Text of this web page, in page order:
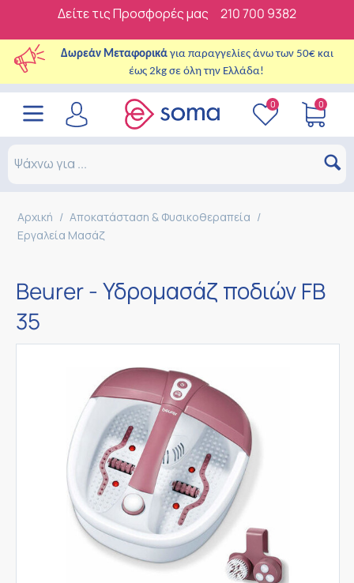
Δείτε τις Προσφορές μας 210 700 9382
Δωρεάν Μεταφορικά για παραγγελίες άνω των 50€ και
έως 2kg σε όλη την Ελλάδα!
0 0
Αρχική / Αποκατάσταση & Φυσικοθεραπεία /
Εργαλεία Μασάζ
Beurer - Υδρομασάζ ποδιών FB
35